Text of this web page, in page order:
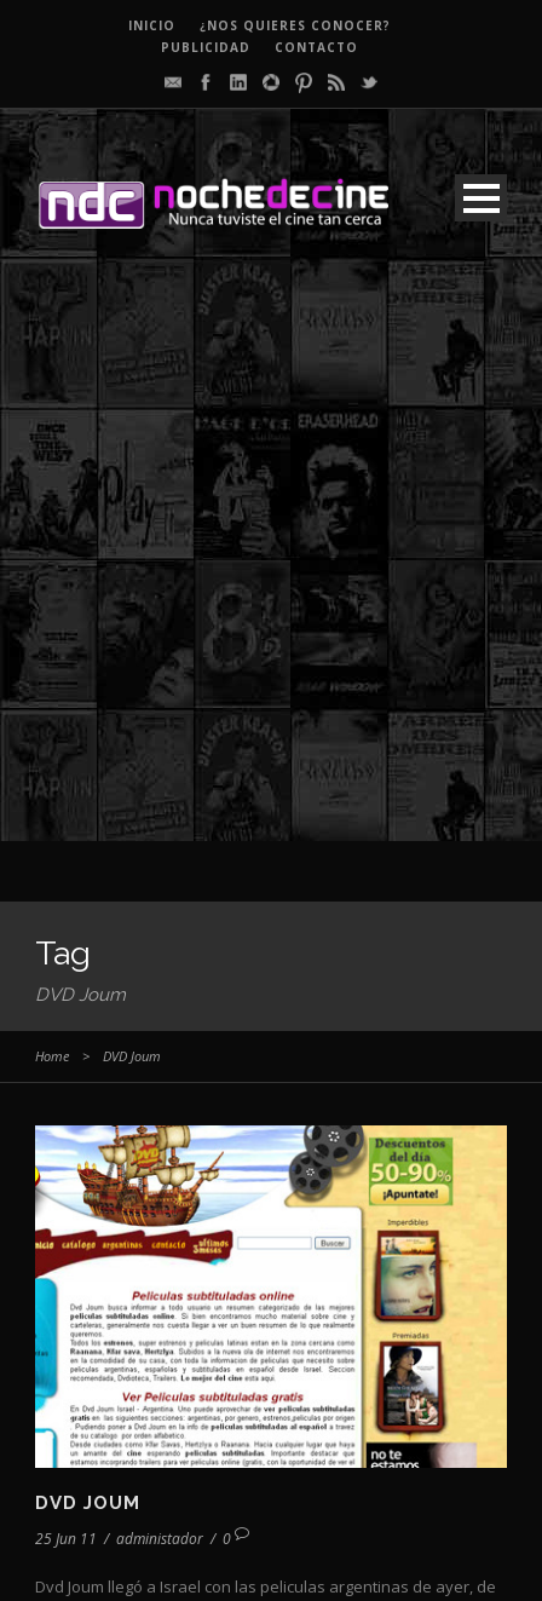
INICIO
¿NOS QUIERES CONOCER?
PUBLICIDAD
CONTACTO
Tag
DVD Joum
Home > DVD Joum
DVD JOUM
25 Jun 11 / administador / 0
Dvd Joum llegó a Israel con las peliculas argentinas de ayer, de